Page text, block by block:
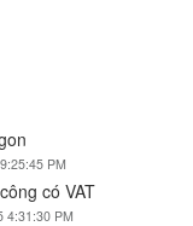
PM
có VAT
4:31:30 PM